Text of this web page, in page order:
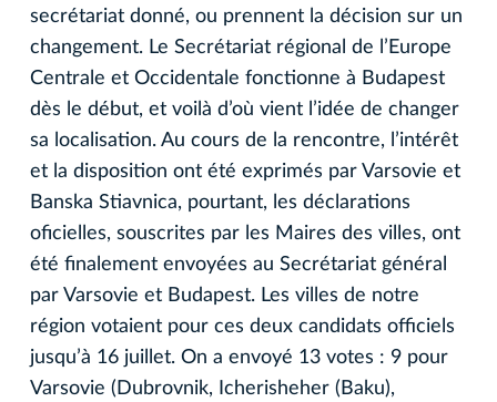
secrétariat donné, ou prennent la décision sur un
changement. Le Secrétariat régional de l’Europe
Centrale et Occidentale fonctionne à Budapest
dès le début, et voilà d’où vient l’idée de changer
sa localisation. Au cours de la rencontre, l’intérêt
et la disposition ont été exprimés par Varsovie et
Banska Stiavnica, pourtant, les déclarations
oficielles, souscrites par les Maires des villes, ont
été finalement envoyées au Secrétariat général
par Varsovie et Budapest. Les villes de notre
région votaient pour ces deux candidats officiels
jusqu’à 16 juillet. On a envoyé 13 votes : 9 pour
Varsovie (Dubrovnik, Icherisheher (Baku),